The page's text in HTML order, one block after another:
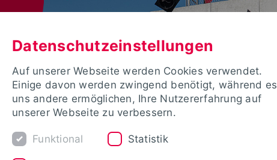
Datenschutzeinstellungen
Auf unserer Webseite werden Cookies verwendet.
Einige davon werden zwingend benötigt, während es
uns andere ermöglichen, Ihre Nutzererfahrung auf
unserer Webseite zu verbessern.
Funktional Statistik